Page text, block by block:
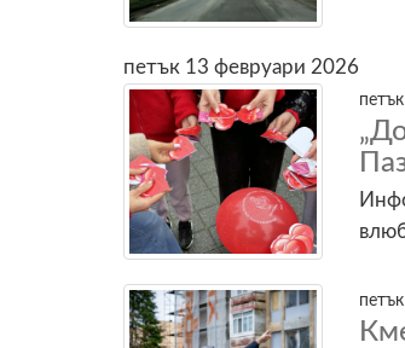
петък 13 февруари 2026